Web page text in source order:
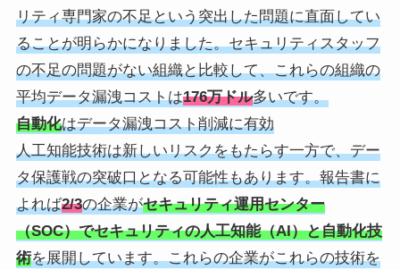
リティ専門家の不足という突出した問題に直面してい
ることが明らかになりました。セキュリティスタッフ
の不足の問題がない組織と比較して、これらの組織の
平均データ漏洩コストは176万ドル多いです。
自動化はデータ漏洩コスト削減に有効
人工知能技術は新しいリスクをもたらす一方で、デー
タ保護戦の突破口となる可能性もあります。報告書に
よれば2/3の企業がセキュリティ運用センター
（SOC）でセキュリティの人工知能（AI）と自動化技
術を展開しています。これらの企業がこれらの技術を